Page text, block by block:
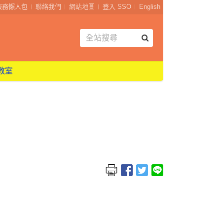
務懶人包 聯絡我們 網站地圖 登入 SSO English
室